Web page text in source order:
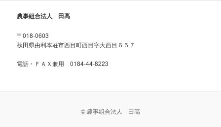
農事組合法人 田高
〒018-0603
秋田県由利本荘市西目町西目字大西目６５７
電話・ＦＡＸ兼用 0184-44-8223
© 農事組合法人 田高